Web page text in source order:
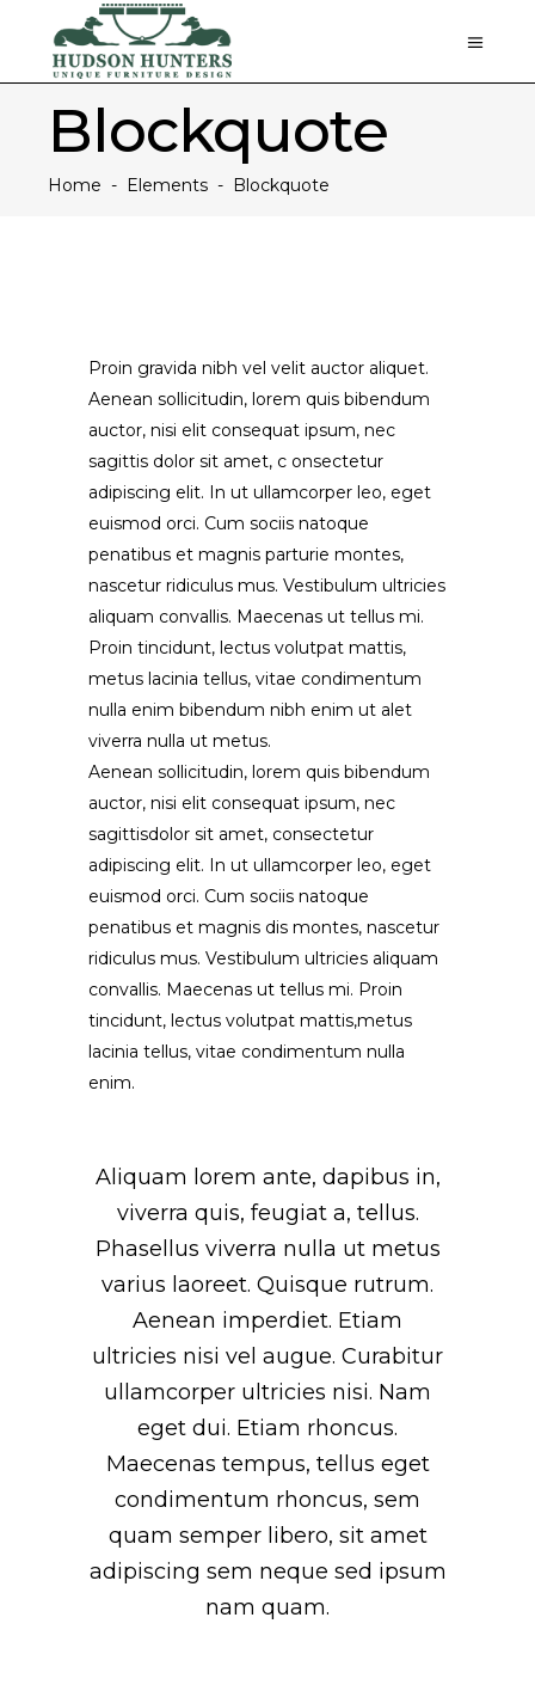
Blockquote
Home - Elements - Blockquote
Proin gravida nibh vel velit auctor aliquet.
Aenean sollicitudin, lorem quis bibendum
auctor, nisi elit consequat ipsum, nec
sagittis dolor sit amet, c onsectetur
adipiscing elit. In ut ullamcorper leo, eget
euismod orci. Cum sociis natoque
penatibus et magnis parturie montes,
nascetur ridiculus mus. Vestibulum ultricies
aliquam convallis. Maecenas ut tellus mi.
Proin tincidunt, lectus volutpat mattis,
metus lacinia tellus, vitae condimentum
nulla enim bibendum nibh enim ut alet
viverra nulla ut metus.
Aenean sollicitudin, lorem quis bibendum
auctor, nisi elit consequat ipsum, nec
sagittisdolor sit amet, consectetur
adipiscing elit. In ut ullamcorper leo, eget
euismod orci. Cum sociis natoque
penatibus et magnis dis montes, nascetur
ridiculus mus. Vestibulum ultricies aliquam
convallis. Maecenas ut tellus mi. Proin
tincidunt, lectus volutpat mattis,metus
lacinia tellus, vitae condimentum nulla
enim.
Aliquam lorem ante, dapibus in,
viverra quis, feugiat a, tellus.
Phasellus viverra nulla ut metus
varius laoreet. Quisque rutrum.
Aenean imperdiet. Etiam
ultricies nisi vel augue. Curabitur
ullamcorper ultricies nisi. Nam
eget dui. Etiam rhoncus.
Maecenas tempus, tellus eget
condimentum rhoncus, sem
quam semper libero, sit amet
adipiscing sem neque sed ipsum
nam quam.